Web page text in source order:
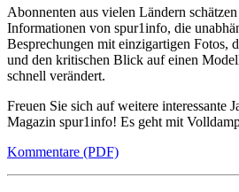
Abonnenten aus vielen Ländern
Informationen von spur1info, die
Besprechungen mit einzigartigen Fotos,
und den kritischen Blick auf einen
schnell verändert.
Freuen Sie sich auf weitere interessante
Magazin spur1info! Es geht mit
Kommentare (PDF)